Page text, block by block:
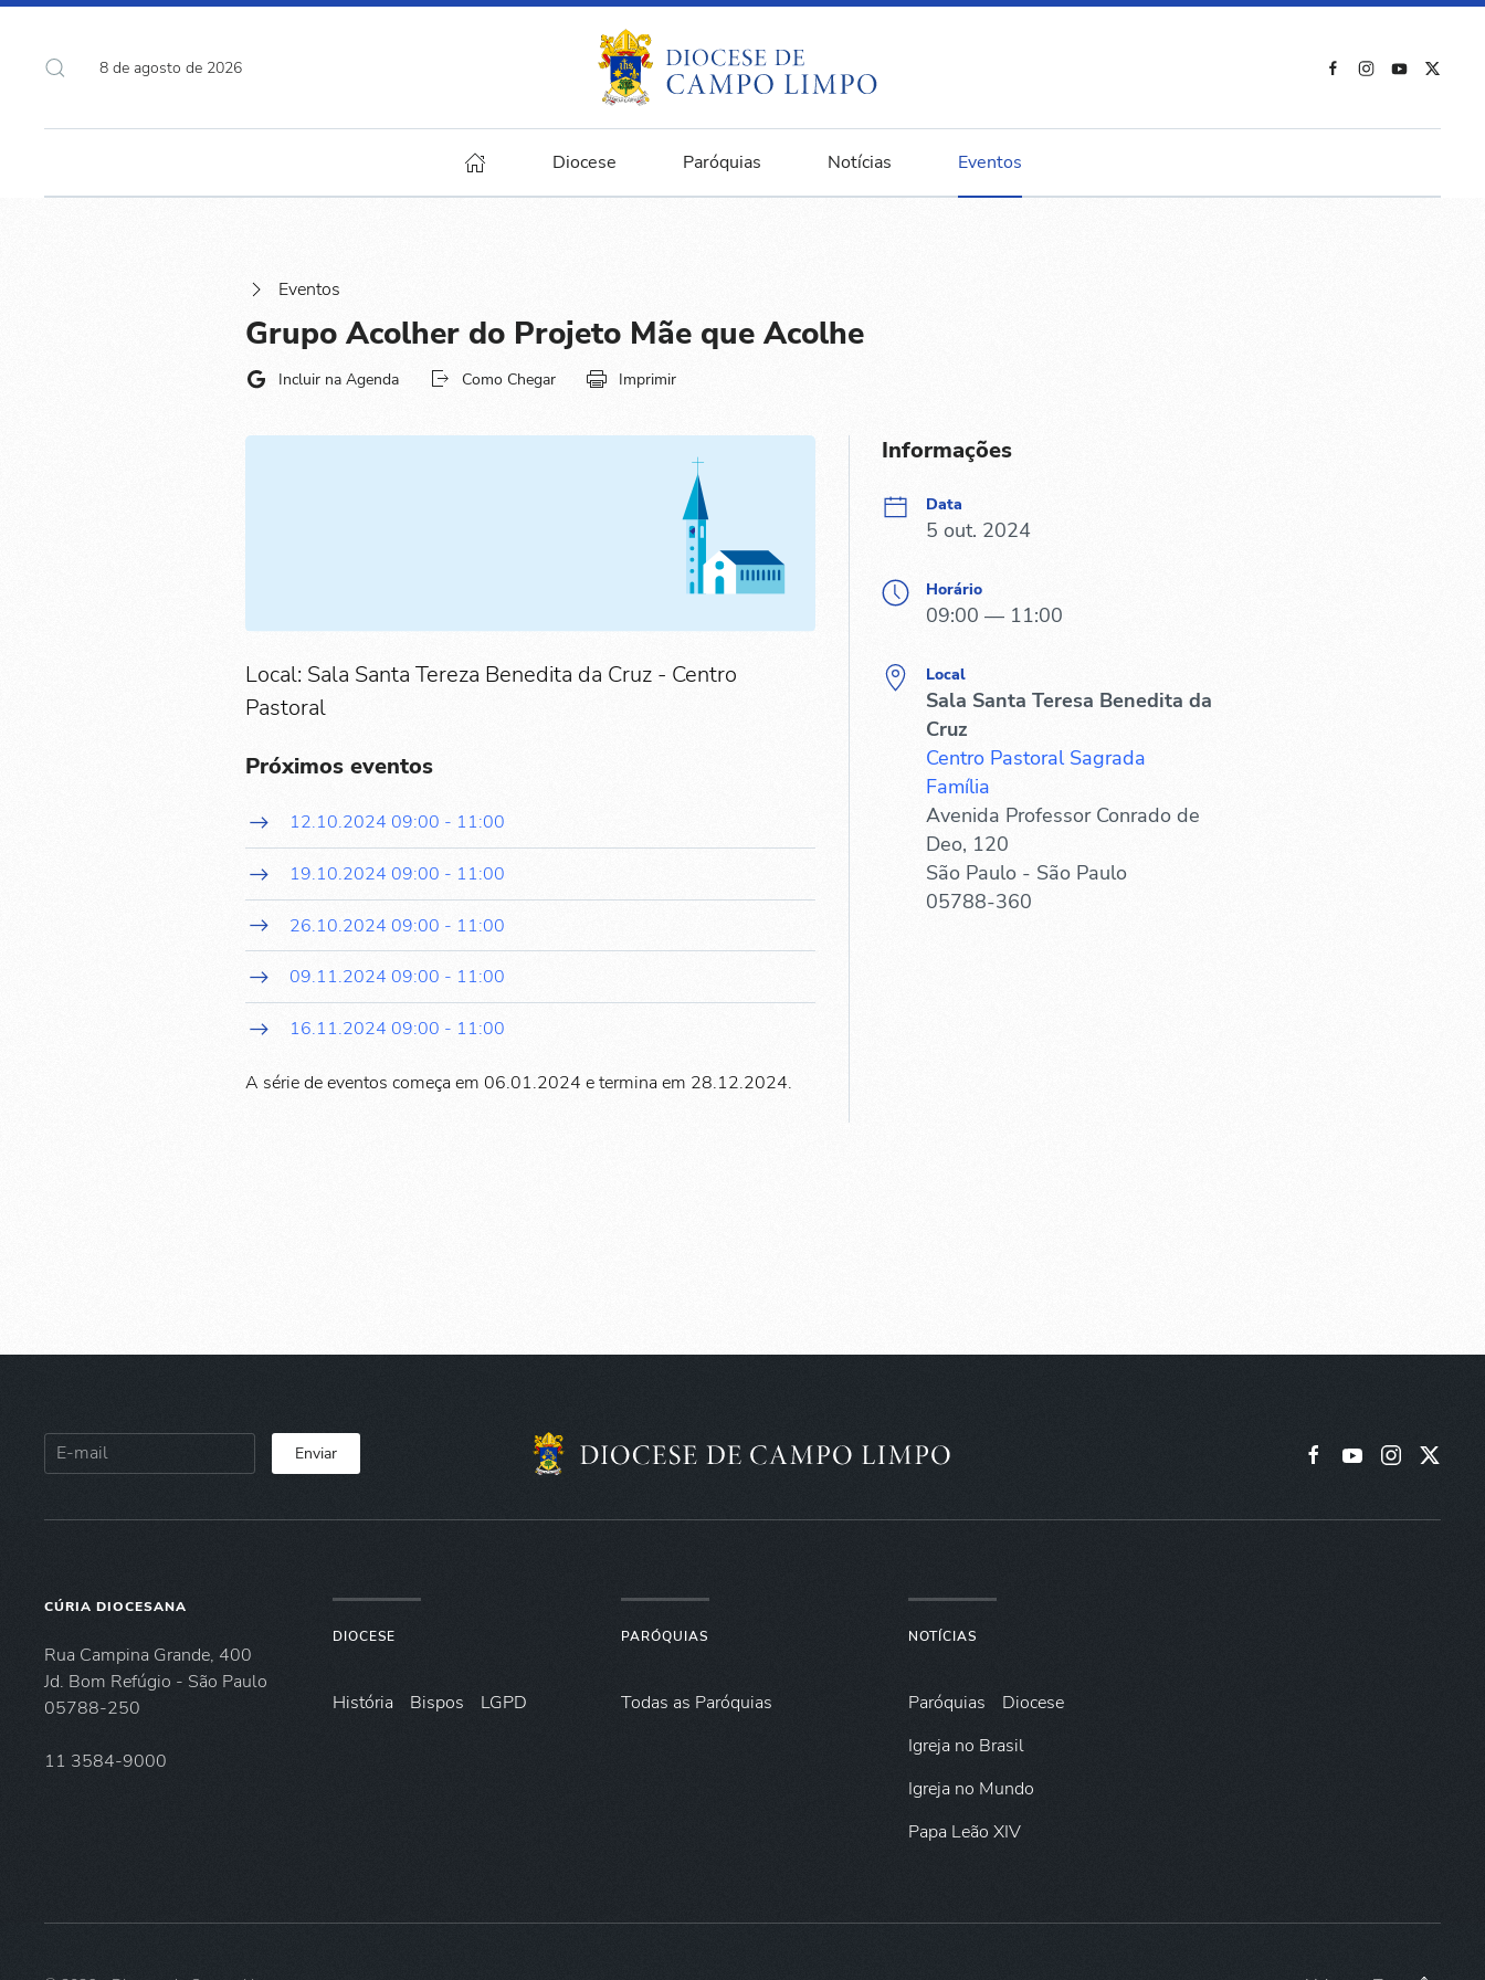
8 de agosto de 2026
Diocese Paróquias Notícias Eventos
Eventos
Grupo Acolher do Projeto Mãe que Acolhe
Incluir na Agenda Como Chegar Imprimir
Local: Sala Santa Tereza Benedita da Cruz - Centro
Pastoral
Próximos eventos
12.10.2024 09:00 - 11:00
19.10.2024 09:00 - 11:00
26.10.2024 09:00 - 11:00
09.11.2024 09:00 - 11:00
16.11.2024 09:00 - 11:00
A série de eventos começa em 06.01.2024 e termina em 28.12.2024.
Informações
Data
5 out. 2024
Horário
09:00 — 11:00
Local
Sala Santa Teresa Benedita da
Cruz
Centro Pastoral Sagrada
Família
Avenida Professor Conrado de
Deo, 120
São Paulo - São Paulo
05788-360
Enviar
CÚRIA DIOCESANA
Rua Campina Grande, 400
Jd. Bom Refúgio - São Paulo
05788-250
11 3584-9000
DIOCESE
História Bispos LGPD
PARÓQUIAS
Todas as Paróquias
NOTÍCIAS
Paróquias
Diocese
Igreja no Brasil
Igreja no Mundo
Papa Leão XIV